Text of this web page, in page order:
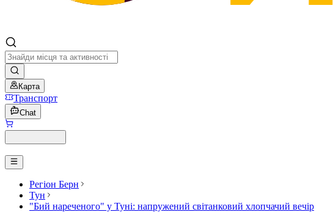
Карта
Транспорт
Chat
Регіон Берн
Тун
"Бий нареченого" у Туні: напружений світанковий хлопчачий вечір